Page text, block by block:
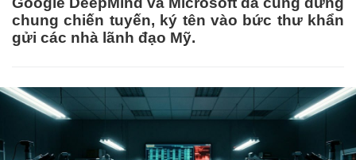
chung chiến tuyến, ký tên vào bức thư khẩn
gửi các nhà lãnh đạo Mỹ.